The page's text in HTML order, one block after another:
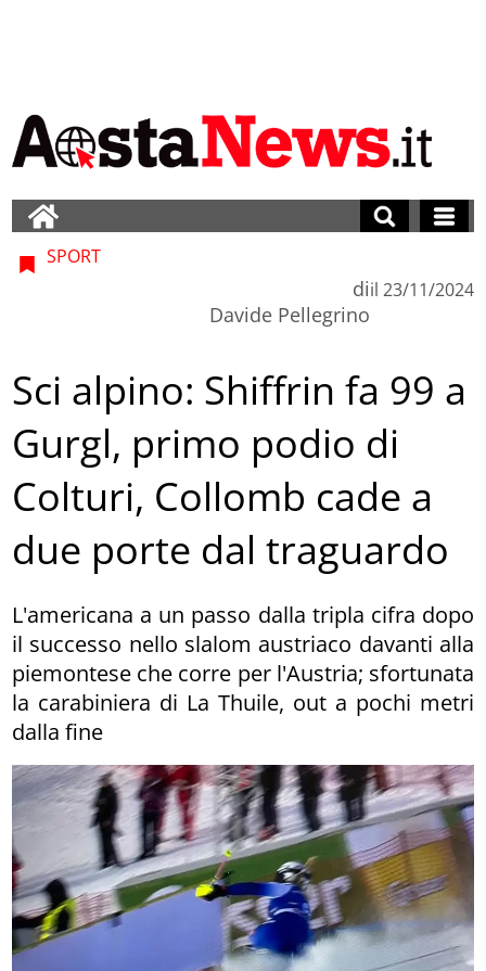
SPORT
di
Davide Pellegrino
il 23/11/2024
Sci alpino: Shiffrin fa 99 a
Gurgl, primo podio di
Colturi, Collomb cade a
due porte dal traguardo
L'americana a un passo dalla tripla cifra dopo
il successo nello slalom austriaco davanti alla
piemontese che corre per l'Austria; sfortunata
la carabiniera di La Thuile, out a pochi metri
dalla fine